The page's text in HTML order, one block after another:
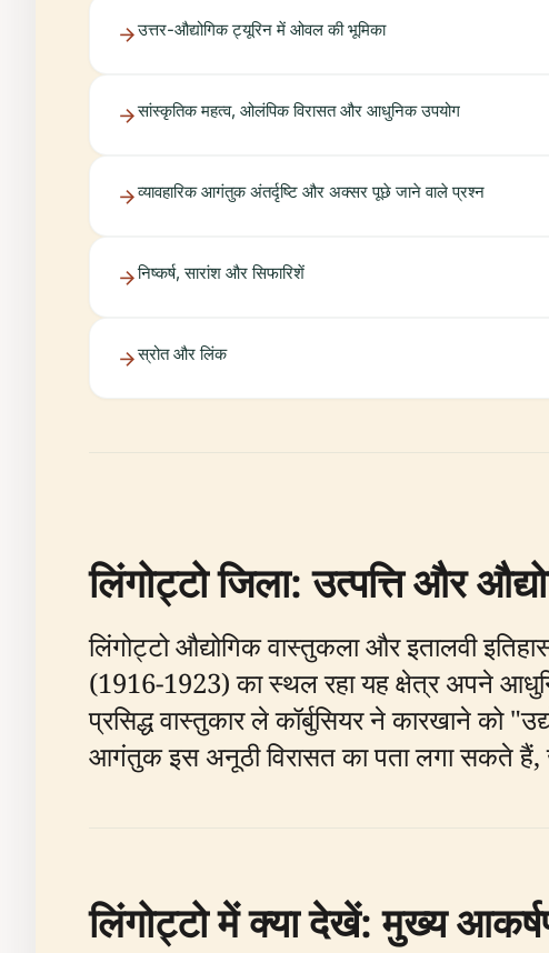
उत्तर-औद्योगिक ट्यूरिन में ओवल की भूमिका
सांस्कृतिक महत्व, ओलंपिक विरासत और आधुनिक उपयोग
व्यावहारिक आगंतुक अंतर्दृष्टि और अक्सर पूछे जाने वाले प्रश्न
निष्कर्ष, सारांश और सिफारिशें
स्रोत और लिंक
लिंगोट्टो जिला: उत्पत्ति और
लिंगोट्टो औद्योगिक वास्तुकला और इतालवी
(1916-1923) का स्थल रहा यह क्षेत्र अपने
प्रसिद्ध वास्तुकार ले कॉर्बुसियर ने कारखाने को
आगंतुक इस अनूठी विरासत का पता लगा सकते हैं,
लिंगोट्टो में क्या देखें: मुख्य